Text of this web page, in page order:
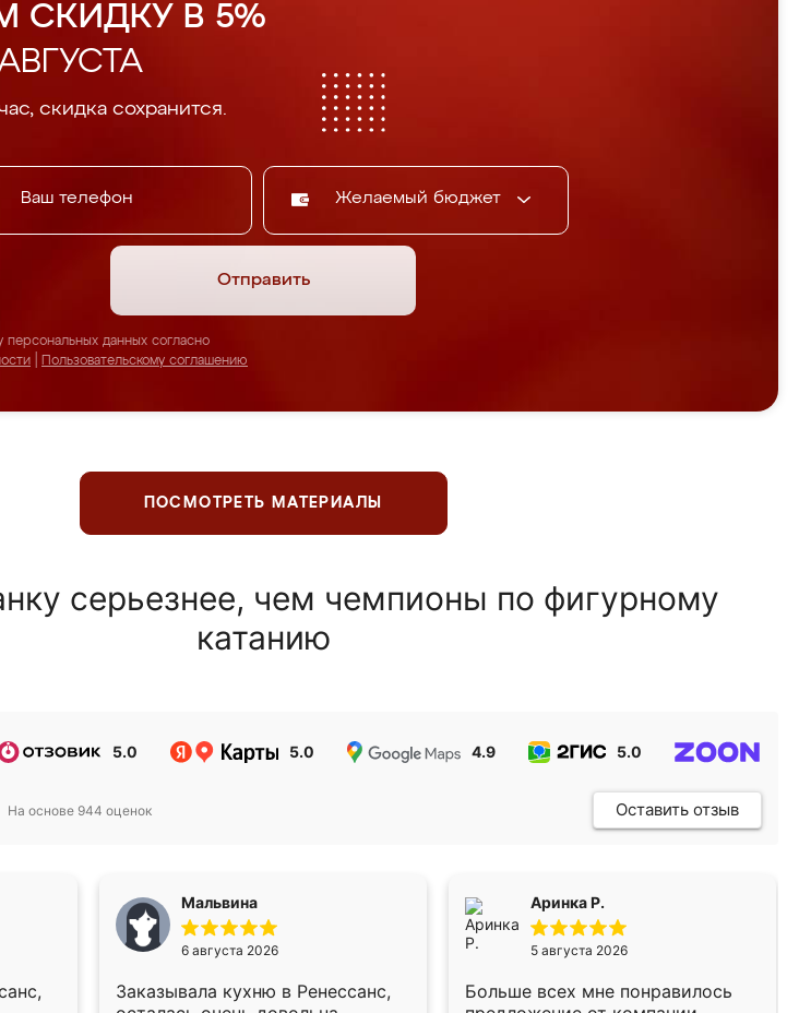
СКИДКУ В 5%
скидка сохранится.
Желаемый бюджет
Отправить
персональных данных согласно
Пользовательскому соглашению
ПОСМОТРЕТЬ МАТЕРИАЛЫ
серьезнее, чем чемпионы по фигурному
катанию
5.0 5.0 4.9 5.0
На основе 944 оценок Оставить отзыв
Мальвина
6 августа 2026
Заказывала кухню в Ренессанс,
Аринка Р.
5 августа 2026
Больше всех мне понравилось